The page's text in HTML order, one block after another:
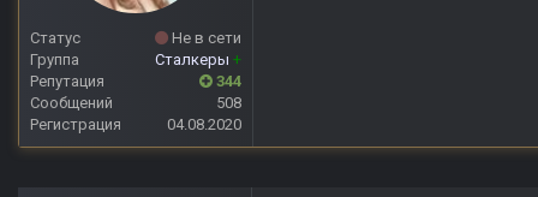
Статус
Не в сети
Группа
Сталкеры +
Репутация
344
Сообщений
508
Регистрация
04.08.2020